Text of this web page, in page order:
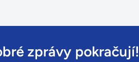
zprávy pokračují!